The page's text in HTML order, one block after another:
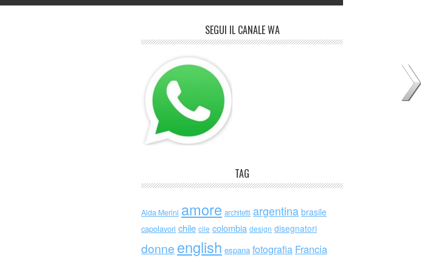
SEGUI IL CANALE WA
TAG
Alda Merini amore architetti argentina brasile
capolavori chile cile colombia design disegnatori
donne english espana fotografia Francia